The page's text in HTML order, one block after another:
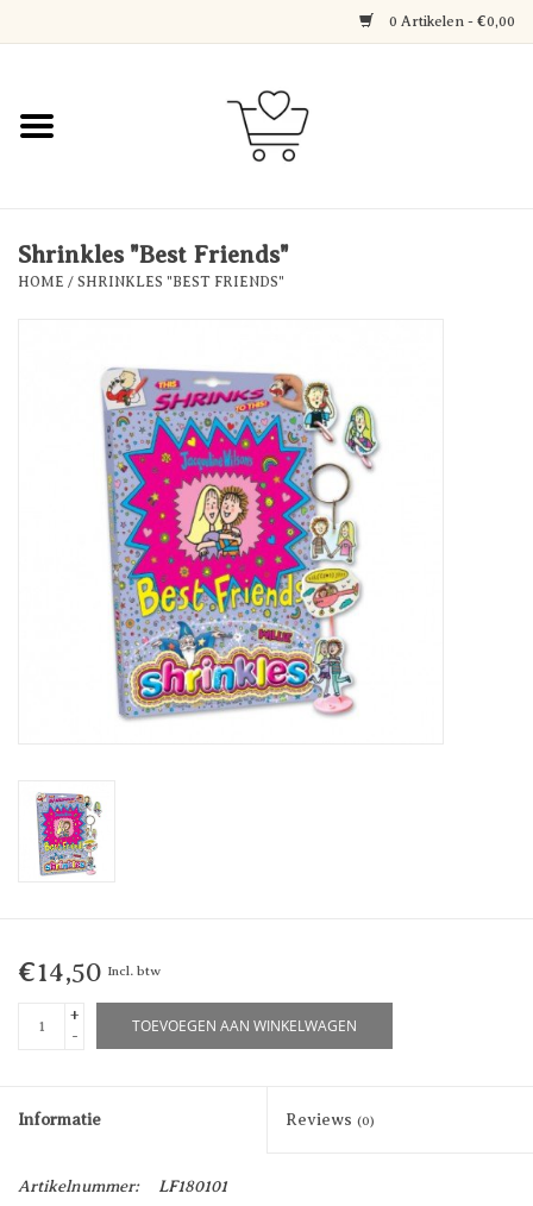
0 Artikelen - €0,00
Home
Decoratie
Shrinkles "Best Friends"
HOME / SHRINKLES "BEST FRIENDS"
€14,50 Incl. btw
+
-
TOEVOEGEN AAN WINKELWAGEN
Informatie Reviews (0)
Artikelnummer:
LF180101